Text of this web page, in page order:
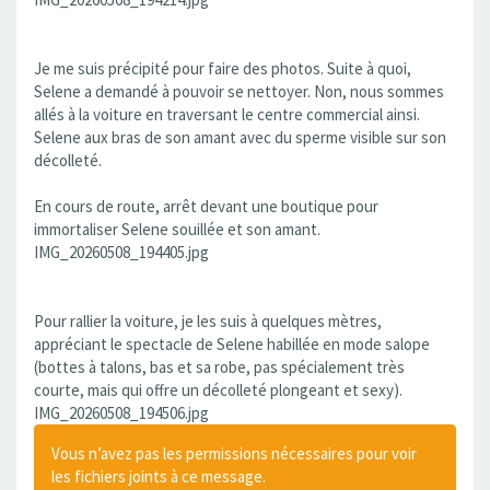
Je me suis précipité pour faire des photos. Suite à quoi,
Selene a demandé à pouvoir se nettoyer. Non, nous sommes
allés à la voiture en traversant le centre commercial ainsi.
Selene aux bras de son amant avec du sperme visible sur son
décolleté.
En cours de route, arrêt devant une boutique pour
immortaliser Selene souillée et son amant.
IMG_20260508_194405.jpg
Pour rallier la voiture, je les suis à quelques mètres,
appréciant le spectacle de Selene habillée en mode salope
(bottes à talons, bas et sa robe, pas spécialement très
courte, mais qui offre un décolleté plongeant et sexy).
IMG_20260508_194506.jpg
Vous n’avez pas les permissions nécessaires pour voir
les fichiers joints à ce message.